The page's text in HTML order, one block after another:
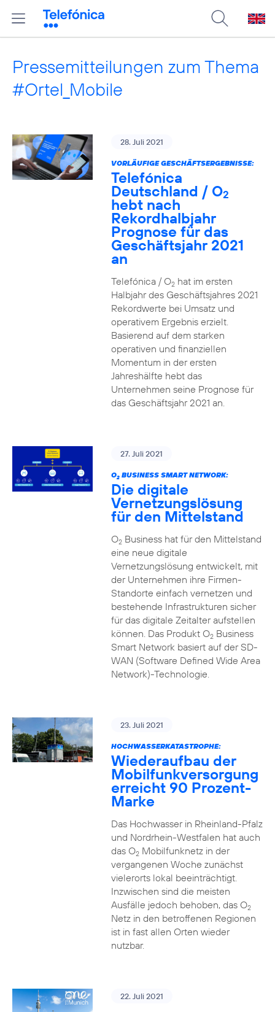
Pressemitteilungen zum Thema
#Ortel_Mobile
28. Juli 2021
VORLÄUFIGE GESCHÄFTSERGEBNISSE:
Telefónica
Deutschland / O2
hebt nach
Rekordhalbjahr
Prognose für das
Geschäftsjahr 2021
an
Telefónica / O2hat im ersten
Halbjahr des Geschäftsjahres 2021
Rekordwerte bei Umsatz und
operativem Ergebnis erzielt.
Basierend auf dem starken
operativen und finanziellen
Momentum in der ersten
Jahreshälfte hebt das
Unternehmen seine Prognose für
das Geschäftsjahr 2021 an.
27. Juli 2021
O2BUSINESS SMART NETWORK:
Die digitale
Vernetzungslösung
für den Mittelstand
O2Business hat für den Mittelstand
eine neue digitale
Vernetzungslösung entwickelt, mit
der Unternehmen ihre Firmen-
Standorte einfach vernetzen und
bestehende Infrastrukturen sicher
für das digitale Zeitalter aufstellen
können. Das Produkt O2Business
Smart Network basiert auf der SD-
WAN (Software Defined Wide Area
Network)-Technologie.
23. Juli 2021
HOCHWASSERKATASTROPHE:
Wiederaufbau der
Mobilfunkversorgung
erreicht 90 Prozent-
Marke
Das Hochwasser in Rheinland-Pfalz
und Nordrhein-Westfalen hat auch
das O2Mobilfunknetz in der
vergangenen Woche zunächst
vielerorts lokal beeinträchtigt.
Inzwischen sind die meisten
Ausfälle jedoch behoben, das O2
Netz in den betroffenen Regionen
ist in fast allen Orten wieder
nutzbar.
22. Juli 2021